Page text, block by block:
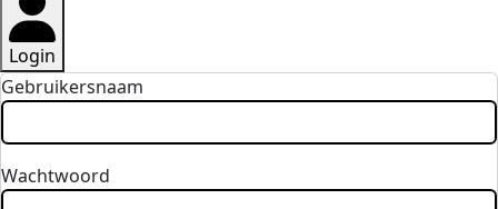
Login
Gebruikersnaam
Wachtwoord